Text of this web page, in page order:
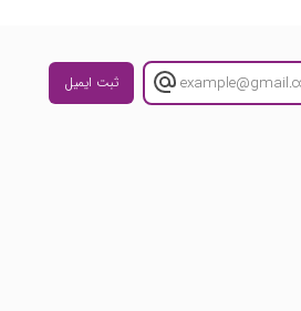
ثبت ایمیل